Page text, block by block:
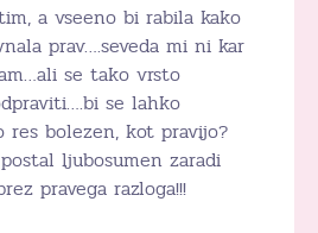
a vseeno bi rabila kako
prav….seveda mi ni kar
se tako vrsto
se lahko
bolezen, kot pravijo?
ljubosumen zaradi
pravega razloga!!!